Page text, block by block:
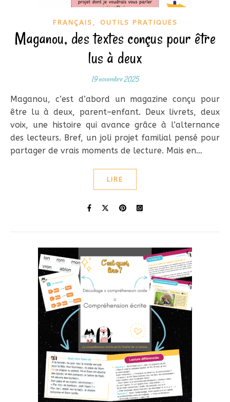
FRANÇAIS , OUTILS PRATIQUES
Maganou, des textes conçus pour être
lus à deux
19 novembre 2025
Maganou, c’est d’abord un magazine conçu pour
être lu à deux, parent–enfant. Deux livrets, deux
voix, une histoire qui avance grâce à l’alternance
des lecteurs. Bref, un joli projet familial pensé pour
partager de vrais moments de lecture. Mais en…
LIRE